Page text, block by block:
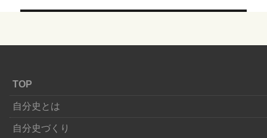
ゲ
シ
TOP
自分史とは
自分史づくり